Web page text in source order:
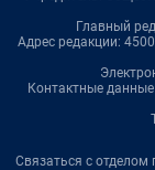
Главный
Адрес редакции:
Контактные
Связаться с отделом